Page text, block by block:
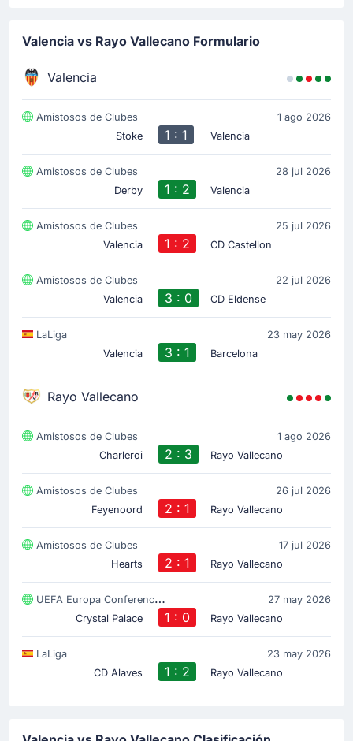
Valencia vs Rayo Vallecano Formulario
Valencia
Amistosos de Clubes
1 ago 2026
Stoke
1 : 1 Valencia
Amistosos de Clubes
28 jul 2026
Derby
1 : 2 Valencia
Amistosos de Clubes
25 jul 2026
Valencia
1 : 2 CD Castellon
Amistosos de Clubes
22 jul 2026
Valencia
3 : 0 CD Eldense
LaLiga
23 may 2026
Valencia
3 : 1 Barcelona
Rayo Vallecano
Amistosos de Clubes
1 ago 2026
Charleroi
2 : 3 Rayo Vallecano
Amistosos de Clubes
26 jul 2026
Feyenoord
2 : 1 Rayo Vallecano
Amistosos de Clubes
17 jul 2026
Hearts
2 : 1 Rayo Vallecano
UEFA Europa Conference League
27 may 2026
Crystal Palace
1 : 0 Rayo Vallecano
LaLiga
23 may 2026
CD Alaves
1 : 2 Rayo Vallecano